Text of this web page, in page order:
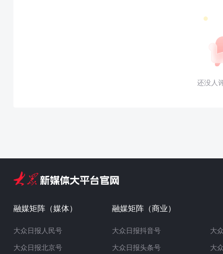
还没人
融媒矩阵（媒体）
大众日报人民号
大众日报北京号
融媒矩阵（商业）
大众日报抖音号
大众日报头条号
大
大